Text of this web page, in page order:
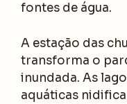
fontes de água.
A estação das
transforma o
inundada. As
aquáticas